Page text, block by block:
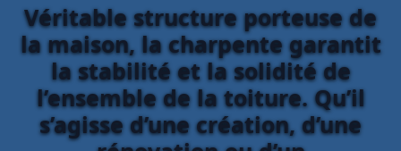
Véritable structure porteuse de
la maison, la charpente garantit
la stabilité et la solidité de
l’ensemble de la toiture. Qu’il
s’agisse d’une création, d’une